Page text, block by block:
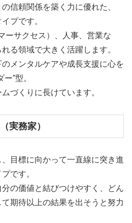
信頼関係を築く力に優れた、
プです。
ーサクセス）、人事、営業な
る領域で大きく活躍します。
メンタルケアや成長支援に心を
”型。
づくりに長けています。
実務家）
目標に向かって一直線に突き進
です。
分の価値と結びつけやすく、どん
期待以上の結果を出そうと努力